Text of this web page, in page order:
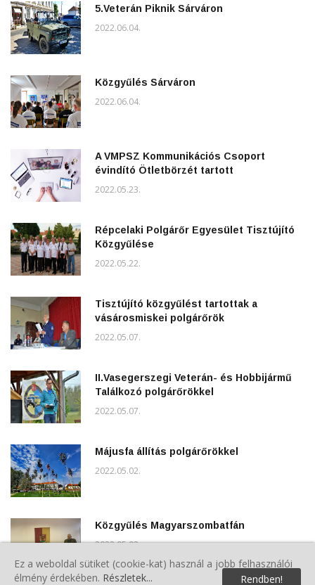
5.Veterán Piknik Sárváron
2022.06.04.
Közgyűlés Sárváron
2022.06.04.
A VMPSZ Kommunikációs Csoport
évindító Ötletbörzét tartott
2022.05.23.
Répcelaki Polgárőr Egyesület Tisztújító
Közgyűlése
2022.05.22.
Tisztújító közgyűlést tartottak a
vásárosmiskei polgárőrök
2022.05.07.
II.Vasegerszegi Veterán- és Hobbijármű
Találkozó polgárőrökkel
2022.05.07.
Májusfa állítás polgárőrökkel
2022.05.02.
Közgyűlés Magyarszombatfán
2022.05.02.
Ez a weboldal sütiket (cookie-kat) használ a jobb felhasználói
élmény érdekében. Részletek... Rendben!